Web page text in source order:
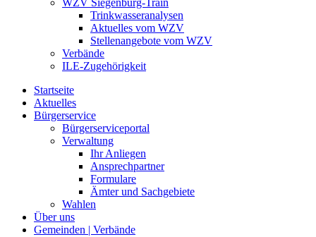
WZV Siegenburg-Train
Trinkwasseranalysen
Aktuelles vom WZV
Stellenangebote vom WZV
Verbände
ILE-Zugehörigkeit
Startseite
Aktuelles
Bürgerservice
Bürgerserviceportal
Verwaltung
Ihr Anliegen
Ansprechpartner
Formulare
Ämter und Sachgebiete
Wahlen
Über uns
Gemeinden | Verbände